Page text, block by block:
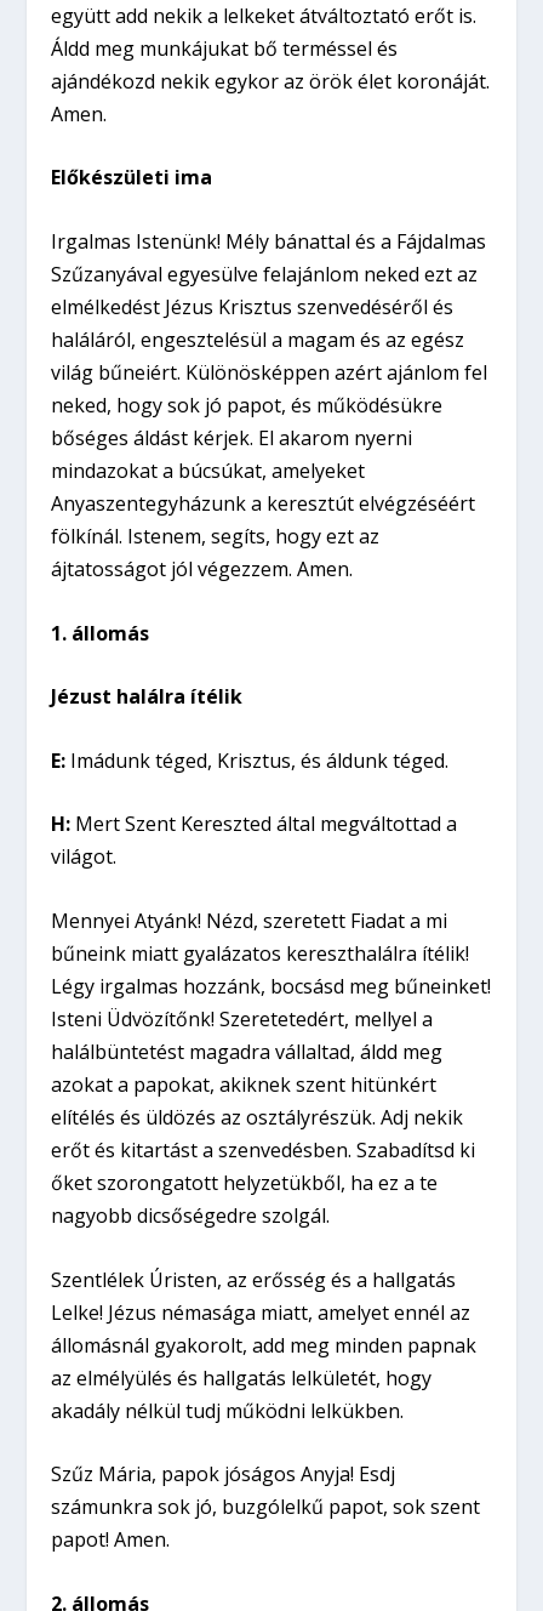
együtt add nekik a lelkeket átváltoztató erőt is.
Áldd meg munkájukat bő terméssel és
ajándékozd nekik egykor az örök élet koronáját.
Amen.
Előkészületi ima
Irgalmas Istenünk! Mély bánattal és a Fájdalmas
Szűzanyával egyesülve felajánlom neked ezt az
elmélkedést Jézus Krisztus szenvedéséről és
haláláról, engesztelésül a magam és az egész
világ bűneiért. Különösképpen azért ajánlom fel
neked, hogy sok jó papot, és működésükre
bőséges áldást kérjek. El akarom nyerni
mindazokat a búcsúkat, amelyeket
Anyaszentegyházunk a keresztút elvégzéséért
fölkínál. Istenem, segíts, hogy ezt az
ájtatosságot jól végezzem. Amen.
1. állomás
Jézust halálra ítélik
E: Imádunk téged, Krisztus, és áldunk téged.
H: Mert Szent Kereszted által megváltottad a
világot.
Mennyei Atyánk! Nézd, szeretett Fiadat a mi
bűneink miatt gyalázatos kereszthalálra ítélik!
Légy irgalmas hozzánk, bocsásd meg bűneinket!
Isteni Üdvözítőnk! Szeretetedért, mellyel a
halálbüntetést magadra vállaltad, áldd meg
azokat a papokat, akiknek szent hitünkért
elítélés és üldözés az osztályrészük. Adj nekik
erőt és kitartást a szenvedésben. Szabadítsd ki
őket szorongatott helyzetükből, ha ez a te
nagyobb dicsőségedre szolgál.
Szentlélek Úristen, az erősség és a hallgatás
Lelke! Jézus némasága miatt, amelyet ennél az
állomásnál gyakorolt, add meg minden papnak
az elmélyülés és hallgatás lelkületét, hogy
akadály nélkül tudj működni lelkükben.
Szűz Mária, papok jóságos Anyja! Esdj
számunkra sok jó, buzgólelkű papot, sok szent
papot! Amen.
2. állomás